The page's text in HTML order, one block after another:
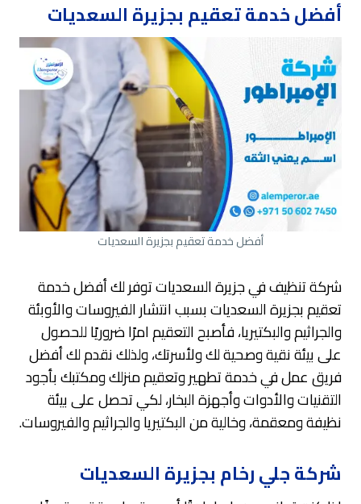
أفضل خدمة تعقيم بجزيرة السعديات
أفضل خدمة تعقيم بجزيرة السعديات
شركة تنظيف في جزيرة السعديات توفر لك أفضل خدمة
تعقيم بجزيرة السعديات بسبب انتشار الفيروسات والأوبئة
والجراثيم والبكتيريا، فأصبح التعقيم امرًا ضروريًا للحصول
على بيئة نقية وصحية لك ولأسرتك، ولذلك نقدم لك أفضل
فريق عمل في خدمة تطهير وتعقيم منزلك ومكتبك بأجود
التقنيات والأدوات وأجهزة البخار، لكي تحصل على بيئة
نظيفة ومعقمة، وخالية من البكتيريا والجراثيم والفيروسات.
شركة جلي رخام بجزيرة السعديات